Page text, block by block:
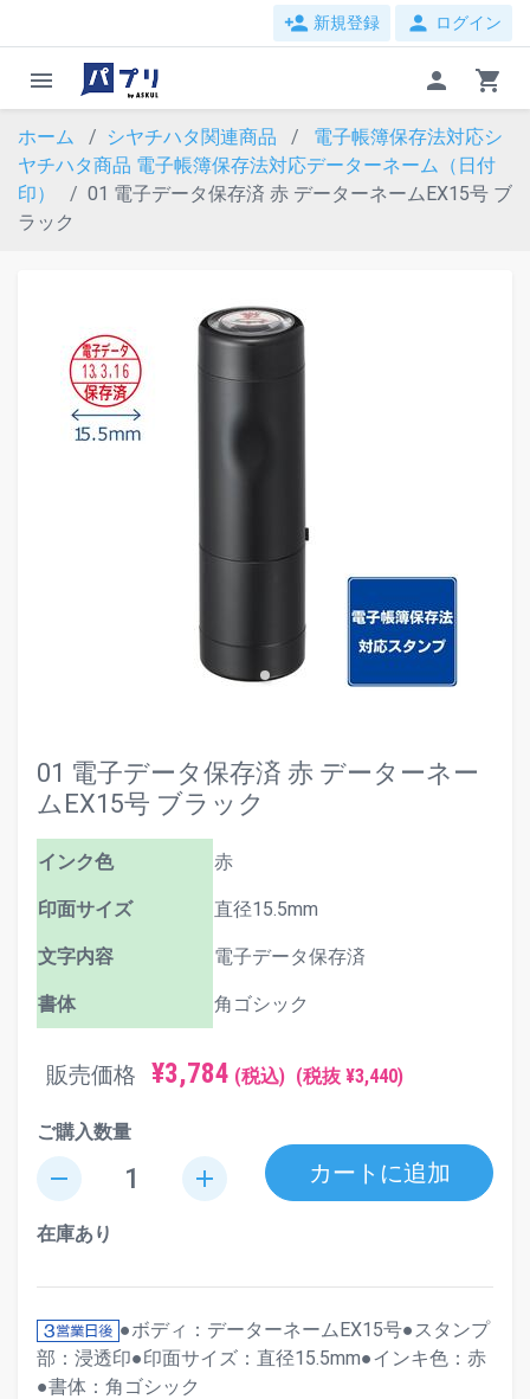
person_add 新規登録 person ログイン
menu person shopping_cart
ホーム シヤチハタ関連商品
電子帳簿保存法対応シ
ヤチハタ商品 電子帳簿保存法対応データーネーム（日付
印）
01 電子データ保存済 赤 データーネームEX15号 ブ
ラック
01 電子データ保存済 赤 データーネー
ムEX15号 ブラック
インク色 赤
印面サイズ 直径15.5mm
文字内容 電子データ保存済
書体 角ゴシック
販売価格 ¥3,784 (税込) (税抜 ¥3,440)
ご購入数量
remove add カートに追加
在庫あり
●ボディ：データーネームEX15号●スタンプ
部：浸透印●印面サイズ：直径15.5mm●インキ色：赤
●書体：角ゴシック